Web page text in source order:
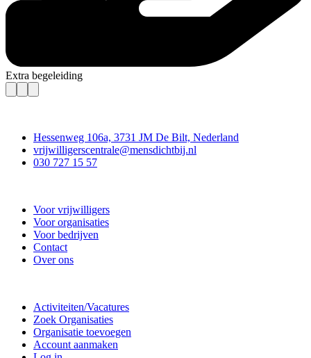
Extra begeleiding
Hessenweg 106a, 3731 JM De Bilt, Nederland
vrijwilligerscentrale@mensdichtbij.nl
030 727 15 57
Voor vrijwilligers
Voor organisaties
Voor bedrijven
Contact
Over ons
Activiteiten/Vacatures
Zoek Organisaties
Organisatie toevoegen
Account aanmaken